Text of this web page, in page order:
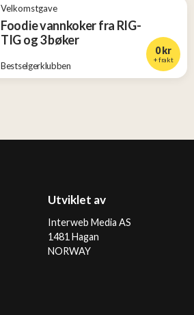
Velkomstgave
Foodie vannkoker fra RIG-
TIG og 3 bøker
Bestselgerklubben
0 kr
+ frakt
Utviklet av
Interweb Media AS
1481 Hagan
NORWAY